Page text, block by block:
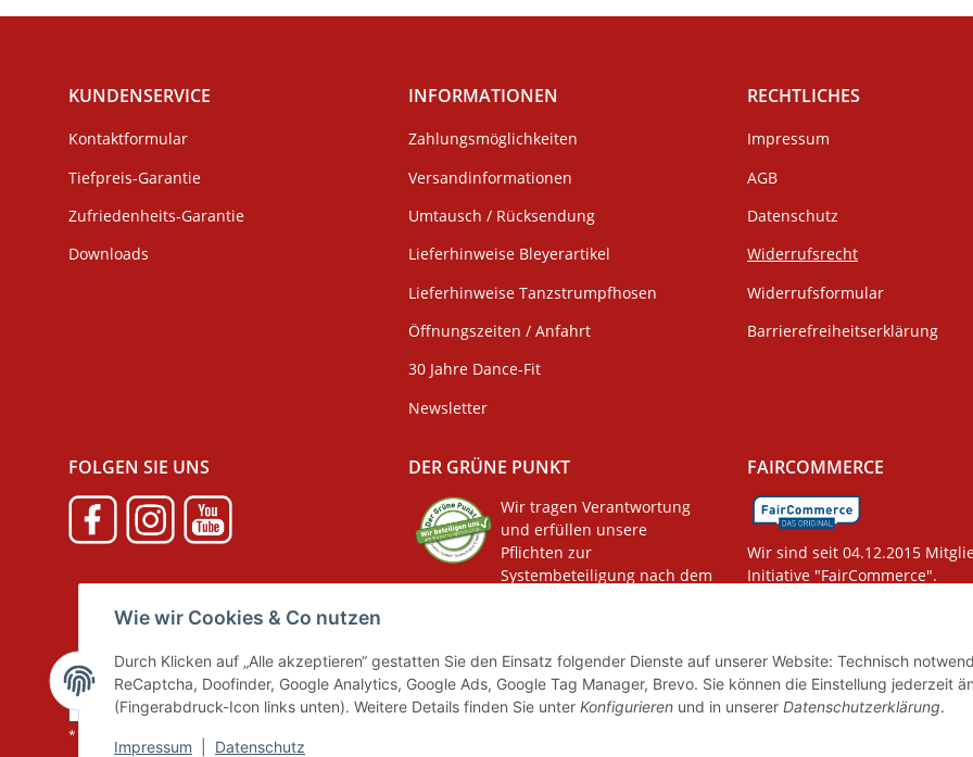
Wie wir Cookies & Co nutzen
Durch Klicken auf „Alle akzeptieren“ gestatten Sie den Einsatz folgender Dienste auf unserer Website: Technisch
ReCaptcha, Doofinder, Google Analytics, Google Ads, Google Tag Manager, Brevo. Sie können die Einstellung jederzeit
(Fingerabdruck-Icon links unten). Weitere Details finden Sie unter Konfigurieren und in unserer Datenschutzerklärung.
Impressum Datenschutz
KUNDENSERVICE
Kontaktformular
Tiefpreis-Garantie
Zufriedenheits-Garantie
Downloads
INFORMATIONEN
Zahlungsmöglichkeiten
Versandinformationen
Umtausch / Rücksendung
Lieferhinweise Bleyerartikel
Lieferhinweise Tanzstrumpfhosen
Öffnungszeiten / Anfahrt
30 Jahre Dance-Fit
Newsletter
RECHTLICHES
Impressum
AGB
Datenschutz
Widerrufsrecht
Widerrufsformular
Barrierefreiheitserklärung
FOLGEN SIE UNS DER GRÜNE PUNKT
Wir tragen Verantwortung
und erfüllen unsere
Pflichten zur
Systembeteiligung nach dem
FAIRCOMMERCE
Wir sind seit 04.12.2015
Initiative "FairCommerce".
Vertrag widerrufen
* Alle Preise inkl. gesetzlicher MwSt., zzgl.